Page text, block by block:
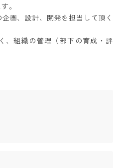
。
画、設計、開発を担当して頂く
、組織の管理（部下の育成・評